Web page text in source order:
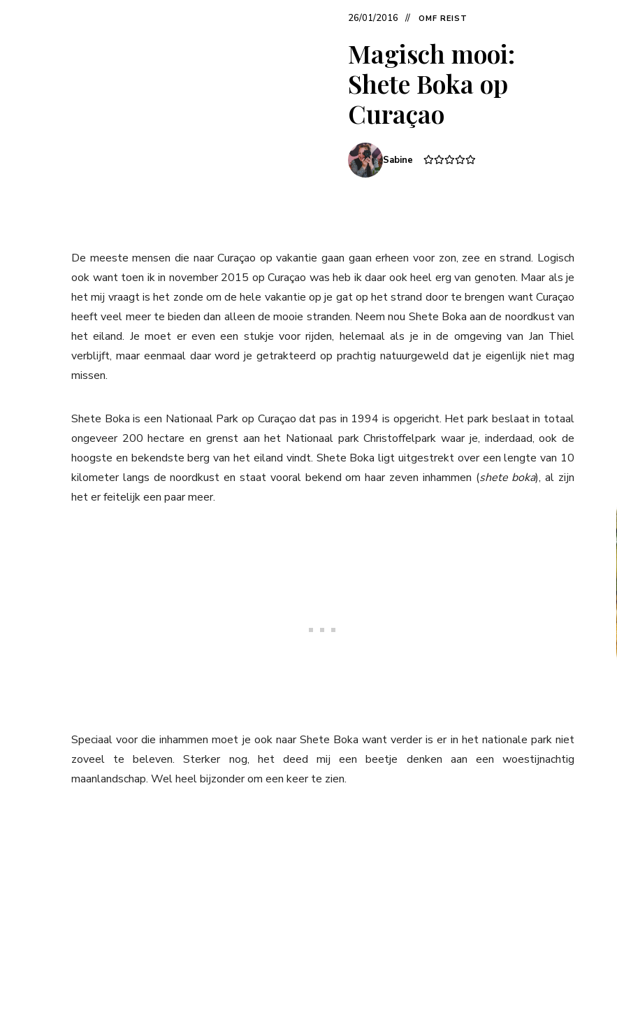
26/01/2016 OMF REIST
Magisch mooi:
Shete Boka op
Curaçao
Sabine
De meeste mensen die naar Curaçao op vakantie gaan gaan erheen voor zon, zee en strand. Logisch
ook want toen ik in november 2015 op Curaçao was heb ik daar ook heel erg van genoten. Maar als je
het mij vraagt is het zonde om de hele vakantie op je gat op het strand door te brengen want Curaçao
heeft veel meer te bieden dan alleen de mooie stranden. Neem nou Shete Boka aan de noordkust van
het eiland. Je moet er even een stukje voor rijden, helemaal als je in de omgeving van Jan Thiel
verblijft, maar eenmaal daar word je getrakteerd op prachtig natuurgeweld dat je eigenlijk niet mag
missen.
Shete Boka is een Nationaal Park op Curaçao dat pas in 1994 is opgericht. Het park beslaat in totaal
ongeveer 200 hectare en grenst aan het Nationaal park Christoffelpark waar je, inderdaad, ook de
hoogste en bekendste berg van het eiland vindt. Shete Boka ligt uitgestrekt over een lengte van 10
kilometer langs de noordkust en staat vooral bekend om haar zeven inhammen (shete boka), al zijn
het er feitelijk een paar meer.
Speciaal voor die inhammen moet je ook naar Shete Boka want verder is er in het nationale park niet
zoveel te beleven. Sterker nog, het deed mij een beetje denken aan een woestijnachtig
maanlandschap. Wel heel bijzonder om een keer te zien.